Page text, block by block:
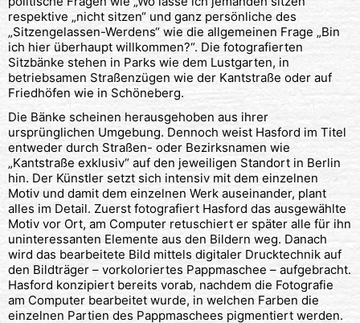
respektive „nicht sitzen“ und ganz persönliche des
„Sitzengelassen-Werdens“ wie die allgemeinen Frage „Bin
ich hier überhaupt willkommen?“. Die fotografierten
Sitzbänke stehen in Parks wie dem Lustgarten, in
betriebsamen Straßenzügen wie der Kantstraße oder auf
Friedhöfen wie in Schöneberg.
Die Bänke scheinen herausgehoben aus ihrer
ursprünglichen Umgebung. Dennoch weist Hasford im Titel
entweder durch Straßen- oder Bezirksnamen wie
„Kantstraße exklusiv“ auf den jeweiligen Standort in Berlin
hin. Der Künstler setzt sich intensiv mit dem einzelnen
Motiv und damit dem einzelnen Werk auseinander, plant
alles im Detail. Zuerst fotografiert Hasford das ausgewählte
Motiv vor Ort, am Computer retuschiert er später alle für ihn
uninteressanten Elemente aus den Bildern weg. Danach
wird das bearbeitete Bild mittels digitaler Drucktechnik auf
den Bildträger – vorkoloriertes Pappmaschee – aufgebracht.
Hasford konzipiert bereits vorab, nachdem die Fotografie
am Computer bearbeitet wurde, in welchen Farben die
einzelnen Partien des Pappmaschees pigmentiert werden.